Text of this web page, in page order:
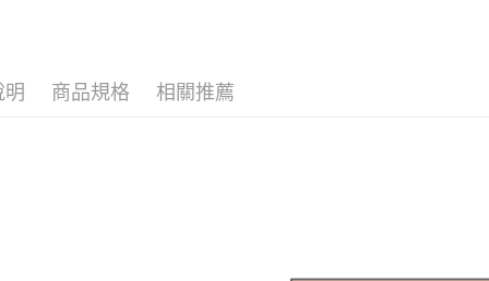
明 商品規格 相關推薦